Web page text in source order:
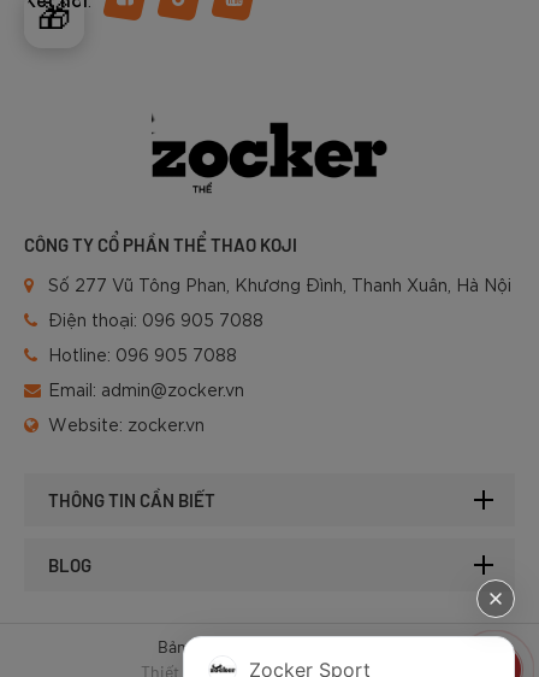
🎁
CÔNG TY CỔ PHẦN THỂ THAO KOJI
Số 277 Vũ Tông Phan, Khương Đình, Thanh Xuân, Hà Nội
Điện thoại: 096 905 7088
Hotline: 096 905 7088
Email: admin@zocker.vn
Website: zocker.vn
THÔNG TIN CẦN BIẾT
BLOG
Bản quyền © 2025 của Zocker.
Thiết kế website & SEO - Tất Thành
Zocker Sport